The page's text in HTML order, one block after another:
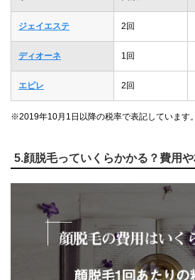
ジェイエステ 2回
ディオーネ 1回
エピレ 2回
※2019年10月1日以降の税率で表記しています。
5.顔脱毛っていくらかかる？費用